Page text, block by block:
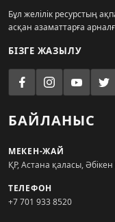
Бұл желілік ресурстың
асқан азаматтарға
БІЗГЕ ЖАЗЫЛУ
БАЙЛАНЫС
МЕКЕН-ЖАЙ
ҚР, Астана қаласы,
ТЕЛЕФОН
+7 701 933 8520